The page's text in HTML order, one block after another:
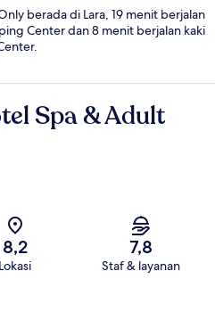
berada di Lara, 19 menit berjalan
Center dan 8 menit berjalan kaki
Spa & Adult
8,2
Lokasi
7,8
Staf & layanan